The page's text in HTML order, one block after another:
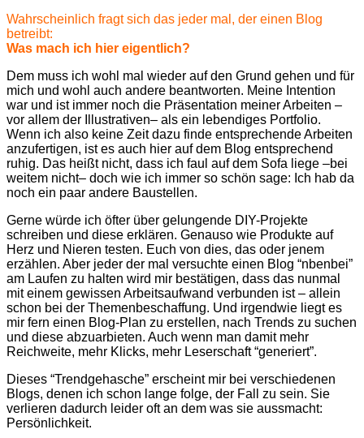
Wahrscheinlich fragt sich das jeder mal, der einen Blog
betreibt:
Was mach ich hier eigentlich?
Dem muss ich wohl mal wieder auf den Grund gehen und für
mich und wohl auch andere beantworten. Meine Intention
war und ist immer noch die Präsentation meiner Arbeiten –
vor allem der Illustrativen– als ein lebendiges Portfolio.
Wenn ich also keine Zeit dazu finde entsprechende Arbeiten
anzufertigen, ist es auch hier auf dem Blog entsprechend
ruhig. Das heißt nicht, dass ich faul auf dem Sofa liege –bei
weitem nicht– doch wie ich immer so schön sage: Ich hab da
noch ein paar andere Baustellen.
Gerne würde ich öfter über gelungende DIY-Projekte
schreiben und diese erklären. Genauso wie Produkte auf
Herz und Nieren testen. Euch von dies, das oder jenem
erzählen. Aber jeder der mal versuchte einen Blog “nbenbei”
am Laufen zu halten wird mir bestätigen, dass das nunmal
mit einem gewissen Arbeitsaufwand verbunden ist – allein
schon bei der Themenbeschaffung. Und irgendwie liegt es
mir fern einen Blog-Plan zu erstellen, nach Trends zu suchen
und diese abzuarbieten. Auch wenn man damit mehr
Reichweite, mehr Klicks, mehr Leserschaft “generiert”.
Dieses “Trendgehasche” erscheint mir bei verschiedenen
Blogs, denen ich schon lange folge, der Fall zu sein. Sie
verlieren dadurch leider oft an dem was sie aussmacht:
Persönlichkeit.